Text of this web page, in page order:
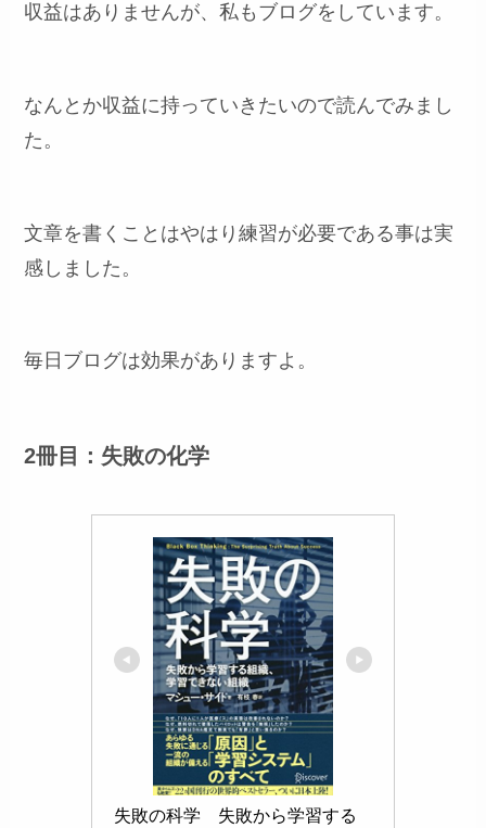
収益はありませんが、私もブログをしています。
なんとか収益に持っていきたいので読んでみまし
た。
文章を書くことはやはり練習が必要である事は実
感しました。
毎日ブログは効果がありますよ。
2冊目：失敗の化学
失敗の科学　失敗から学習する